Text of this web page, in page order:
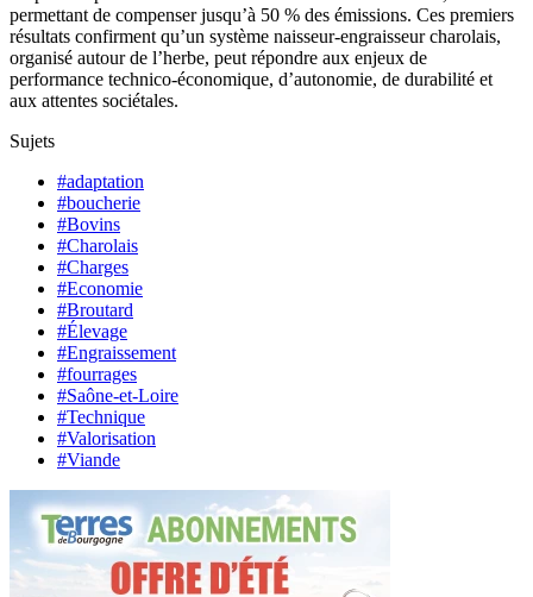
permettant de compenser jusqu’à 50 % des émissions. Ces premiers
résultats confirment qu’un système naisseur-engraisseur charolais,
organisé autour de l’herbe, peut répondre aux enjeux de
performance technico-économique, d’autonomie, de durabilité et
aux attentes sociétales.
Sujets
#adaptation
#boucherie
#Bovins
#Charolais
#Charges
#Economie
#Broutard
#Élevage
#Engraissement
#fourrages
#Saône-et-Loire
#Technique
#Valorisation
#Viande